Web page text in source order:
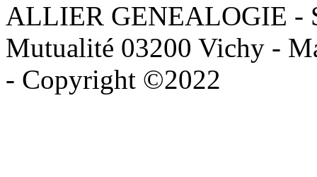
ALLIER GENEALOGIE -
Mutualité 03200 Vichy -
- Copyright ©2022